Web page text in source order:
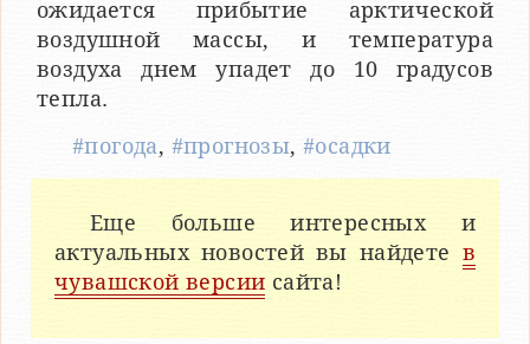
ожидается прибытие арктической
воздушной массы, и температура
воздуха днем упадет до 10 градусов
тепла.
#погода, #прогнозы,#осадки
Еще больше интересных и
актуальных новостей вы найдете в
чувашской версии сайта!